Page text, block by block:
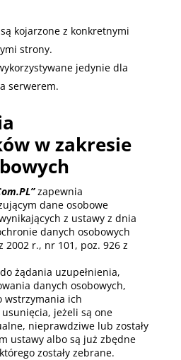
kojarzone z konkretnymi
strony.
jedynie dla
serwerem.
w zakresie
zapewnia
dane osobowe
z ustawy z dnia
danych osobowych
2002 r., nr 101, poz. 926 z
żądania uzupełnienia,
danych osobowych,
wstrzymania ich
jeżeli są one
nieprawdziwe lub zostały
ustawy albo są już zbędne
zostały zebrane.